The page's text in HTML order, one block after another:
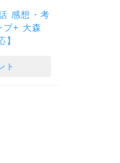
感想・考
プ+ 大森
】
ト